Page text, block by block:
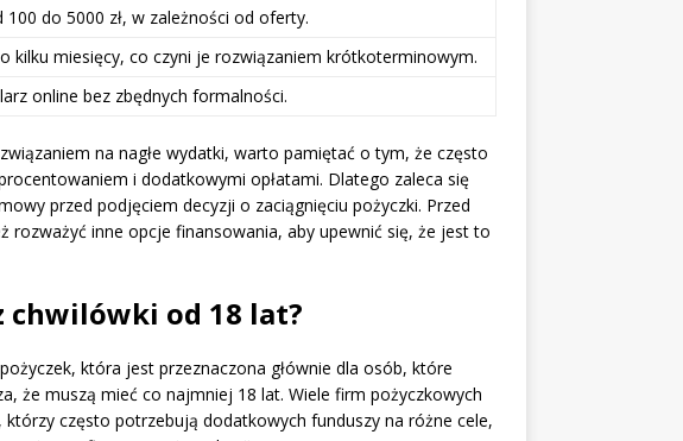
100 do 5000 zł, w zależności od oferty.
kilku miesięcy, co czyni je rozwiązaniem krótkoterminowym.
online bez zbędnych formalności.
na nagłe wydatki, warto pamiętać o tym, że często
i dodatkowymi opłatami. Dlatego zaleca się
przed podjęciem decyzji o zaciągnięciu pożyczki. Przed
rozważyć inne opcje finansowania, aby upewnić się, że jest to
chwilówki od 18 lat?
która jest przeznaczona głównie dla osób, które
że muszą mieć co najmniej 18 lat. Wiele firm pożyczkowych
którzy często potrzebują dodatkowych funduszy na różne cele,